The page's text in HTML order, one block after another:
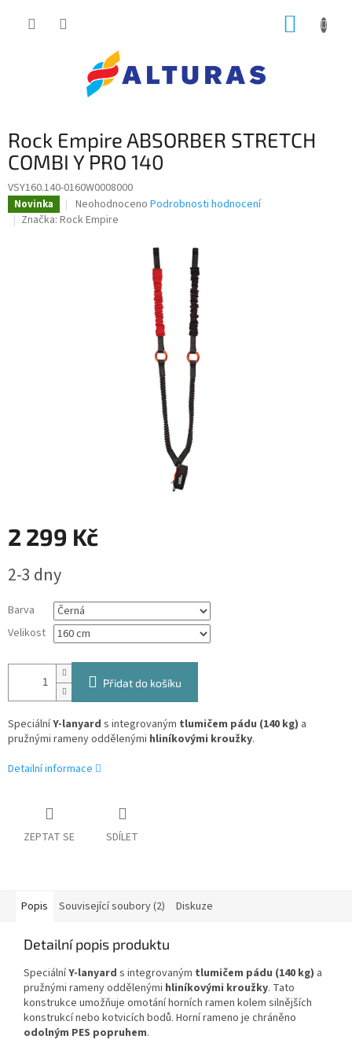
Rock Empire ABSORBER STRETCH
COMBI Y PRO 140
VSY160.140-0160W0008000
Novinka
Průměrné
hodnocení
Neohodnoceno Podrobnosti hodnocení
Značka: Rock Empire
2 299 Kč
cena:
2-3 dny
Barva
Velikost
Přidat do košíku
SpeciálníY-lanyard s integrovaným tlumičem pádu (140 kg) a
pružnými rameny oddělenými hliníkovými kroužky.
Detailní informace
ZEPTAT SE SDÍLET
Popis Související soubory (2) Diskuze
Detailní popis produktu
SpeciálníY-lanyard s integrovaným tlumičem pádu (140 kg) a
pružnými rameny oddělenými hliníkovými kroužky. Tato
konstrukce umožňuje omotání horních ramen kolem silnějších
konstrukcí nebo kotvicích bodů. Horní rameno je chráněno
odolným PES popruhem.